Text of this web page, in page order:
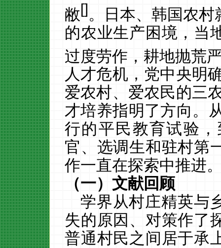
敝[]。日本、韩国农村
的农业生产困境，当
过度劳作，耕地抛荒
人才危机，党中央明
爱农村、爱农民的三
才培养指明了方向。
行的平民教育试验
官、选调生和驻村第
作一直在探索中推进
（一）文献回顾
学界从村庄精英与
失的原因、对策作了
普通村民之间居于承